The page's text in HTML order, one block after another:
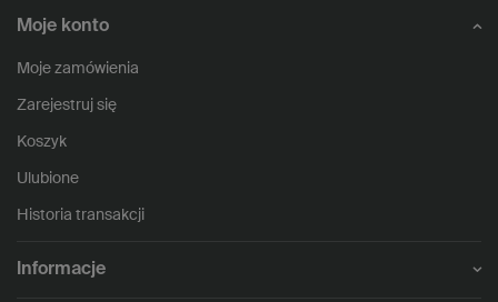
Moje konto
Moje zamówienia
Zarejestruj się
Koszyk
Ulubione
Historia transakcji
Informacje